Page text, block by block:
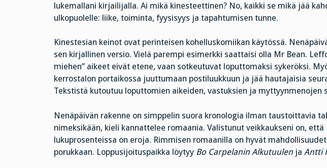
lukemallani kirjailijalla. Ai mikä kinesteettinen? No, kaikki se mikä jää
ulkopuolelle: liike, toiminta, fyysisyys ja tapahtumisen tunne.
Kinestesian keinot ovat perinteisen kohelluskomiikan käytössä.
sen kirjallinen versio. Vielä parempi esimerkki saattaisi olla Mr Bean.
miehen” aikeet eivät etene, vaan sotkeutuvat loputtomaksi sykeröksi.
kerrostalon portaikossa juuttumaan postiluukkuun ja jää hautajaisia
Tekstistä kutoutuu loputtomien aikeiden, vastuksien ja myttyynmenojen
Nenäpäivän rakenne on simppelin suora kronologia ilman taustoittavia
nimeksikään, kieli kannattelee romaania. Valistunut veikkaukseni on,
lukuprosenteissa on eroja. Rimmisen romaanilla on hyvät
porukkaan. Loppusijoituspaikka löytyy Bo Carpelanin Alkutuulenja Antti